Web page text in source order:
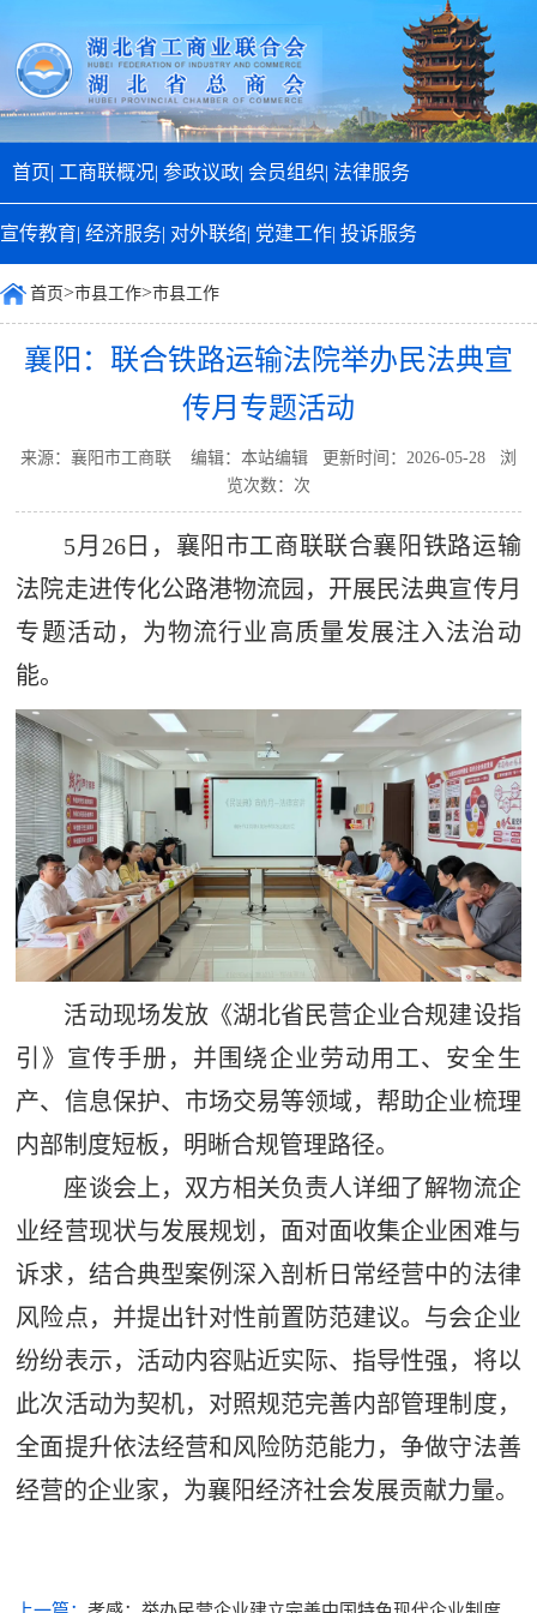
首页| 工商联概况| 参政议政| 会员组织| 法律服务
宣传教育| 经济服务| 对外联络| 党建工作| 投诉服务
首页>市县工作>市县工作
襄阳：联合铁路运输法院举办民法典宣
传月专题活动
来源：襄阳市工商联 编辑：本站编辑 更新时间：2026-05-28 浏
览次数： 次
5月26日，襄阳市工商联联合襄阳铁路运输
法院走进传化公路港物流园，开展民法典宣传月
专题活动，为物流行业高质量发展注入法治动
能。
活动现场发放《湖北省民营企业合规建设指
引》宣传手册，并围绕企业劳动用工、安全生
产、信息保护、市场交易等领域，帮助企业梳理
内部制度短板，明晰合规管理路径。
座谈会上，双方相关负责人详细了解物流企
业经营现状与发展规划，面对面收集企业困难与
诉求，结合典型案例深入剖析日常经营中的法律
风险点，并提出针对性前置防范建议。与会企业
纷纷表示，活动内容贴近实际、指导性强，将以
此次活动为契机，对照规范完善内部管理制度，
全面提升依法经营和风险防范能力，争做守法善
经营的企业家，为襄阳经济社会发展贡献力量。